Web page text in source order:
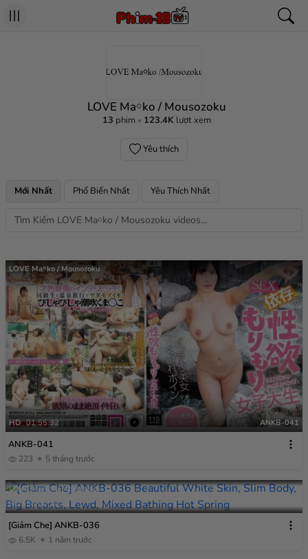
LOVE Ma￮ko / Mousozoku
13 phim 123.4K lượt xem
Yêu thích
Mới Nhất Phổ Biến Nhất Yêu Thích Nhất
LOVE Ma￮ko / Mousozoku
HD 01:55:32 ANKB-041
ANKB-041
223 5 tháng trước
LOVE Ma￮ko / Mousozoku
HD
02:00:30
[Giảm Che] ANKB-036
6.5K 1 năm trước